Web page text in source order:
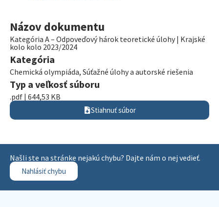
Názov dokumentu
Kategória A – Odpoveďový hárok teoretické úlohy | Krajské
kolo kolo 2023/2024
Kategória
Chemická olympiáda, Súťažné úlohy a autorské riešenia
Typ a veľkosť súboru
.pdf | 644,53 KB
Stiahnuť súbor
Našli ste na stránke nejakú chybu? Dajte nám o nej vedieť.
Nahlásiť chybu